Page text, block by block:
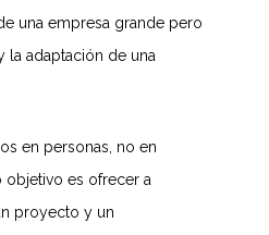
una empresa grande pero
la adaptación de una
en personas, no en
objetivo es ofrecer a
proyecto y un